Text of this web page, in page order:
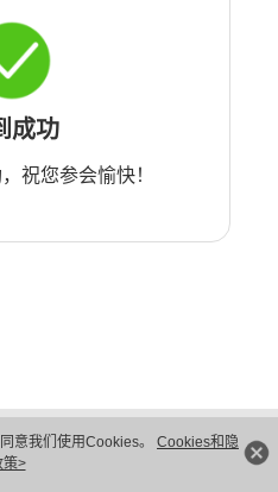
意我们使用Cookies。 Cookies和隐
策>
成功
祝您参会愉快！
。 保留一切权利。粤A2-20044005号